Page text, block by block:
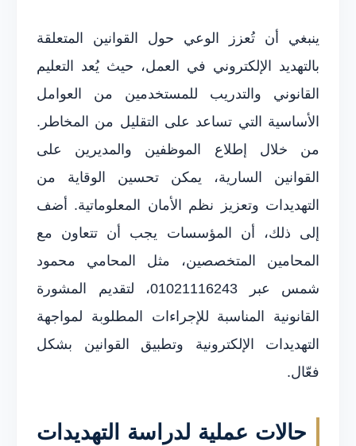
ينبغي أن تُعزز الوعي حول القوانين المتعلقة
بالتهديد الإلكتروني في العمل، حيث يُعد التعليم
القانوني والتدريب للمستخدمين من العوامل
الأساسية التي تساعد على التقليل من المخاطر.
من خلال إطلاع الموظفين والمديرين على
القوانين السارية، يمكن تحسين الوقاية من
التهديدات وتعزيز نظم الأمان المعلوماتية. أضف
إلى ذلك، أن المؤسسات يجب أن تتعاون مع
المحامين المتخصصين، مثل المحامي محمود
شمس عبر 01021116243، لتقديم المشورة
القانونية المناسبة للإجراءات المطلوبة لمواجهة
التهديدات الإلكترونية وتطبيق القوانين بشكل
فعّال.
حالات عملية لدراسة التهديدات